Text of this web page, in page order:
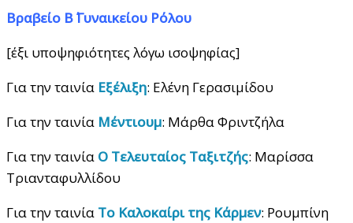
Βραβείο Β΄ Γυναικείου Ρόλου
[έξι υποψηφιότητες λόγω ισοψηφίας]
Για την ταινία Εξέλιξη: Ελένη Γερασιμίδου
Για την ταινία Μέντιουμ: Μάρθα Φριντζήλα
Για την ταινία Ο Τελευταίος Ταξιτζής: Μαρίσσα
Τριανταφυλλίδου
Για την ταινία Το Καλοκαίρι της Κάρμεν: Ρουμπίνη